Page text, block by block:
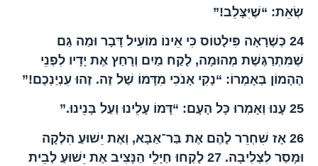
שְׂאֵת: “שֶׁיִּצָּלֵב!”
24 כְּשֶׁרָאָה פִּילָטוֹס כִּי אֵינוֹ מוֹעִיל דָּבָר וּמַה גַּם
שֶׁמִּתְרַגֶּשֶׁת מְהוּמָה, לָקַח מַיִם וְרָחַץ אֶת יָדָיו לִפְנֵי
הֶהָמוֹן בְּאָמְרוֹ: “נָקִי אָנֹכִי מִדָּמוֹ שֶׁל זֶה. זֶהוּ עִנְיַנְכֶם!”
25 עָנוּ וְאָמְרוּ כָּל הָעָם: “דָּמוֹ עָלֵינוּ וְעַל בָּנֵינוּ.”
26 אָז שִׁחְרֵר לָהֶם אֶת בַּר־אַבָּא, וְאֶת יֵשׁוּעַ הִלְקָה
וּמָסַר לִצְלִיבָה. 27 לָקְחוּ חַיָּלֵי הַנָּצִיב אֶת יֵשׁוּעַ לְבֵית